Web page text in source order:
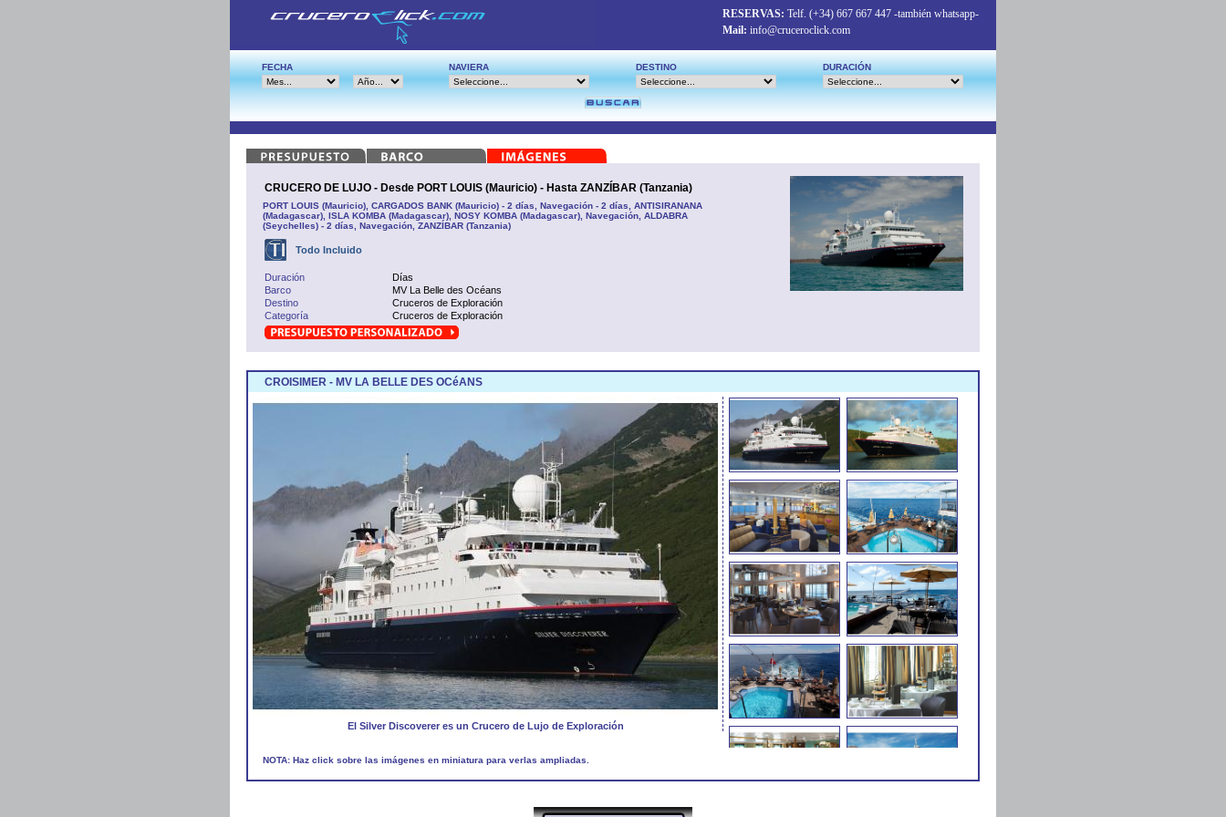
RESERVAS: Telf. (+34) 667 667 447 -también whatsapp-
Mail: info@cruceroclick.com
FECHA NAVIERA DESTINO DURACIÓN
CRUCERO DE LUJO - Desde PORT LOUIS (Mauricio) - Hasta ZANZÍBAR (Tanzania)
PORT LOUIS (Mauricio), CARGADOS BANK (Mauricio) - 2 días, Navegación - 2 días, ANTISIRANANA
(Madagascar), ISLA KOMBA (Madagascar), NOSY KOMBA (Madagascar), Navegación, ALDABRA
(Seychelles) - 2 días, Navegación, ZANZÍBAR (Tanzania)
Todo Incluido
Duración
Días
Barco
MV La Belle des Océans
Destino
Cruceros de Exploración
Categoría
Cruceros de Exploración
CROISIMER - MV LA BELLE DES OCéANS
El Silver Discoverer es un Crucero de Lujo de Exploración
NOTA: Haz click sobre las imágenes en miniatura para verlas ampliadas.